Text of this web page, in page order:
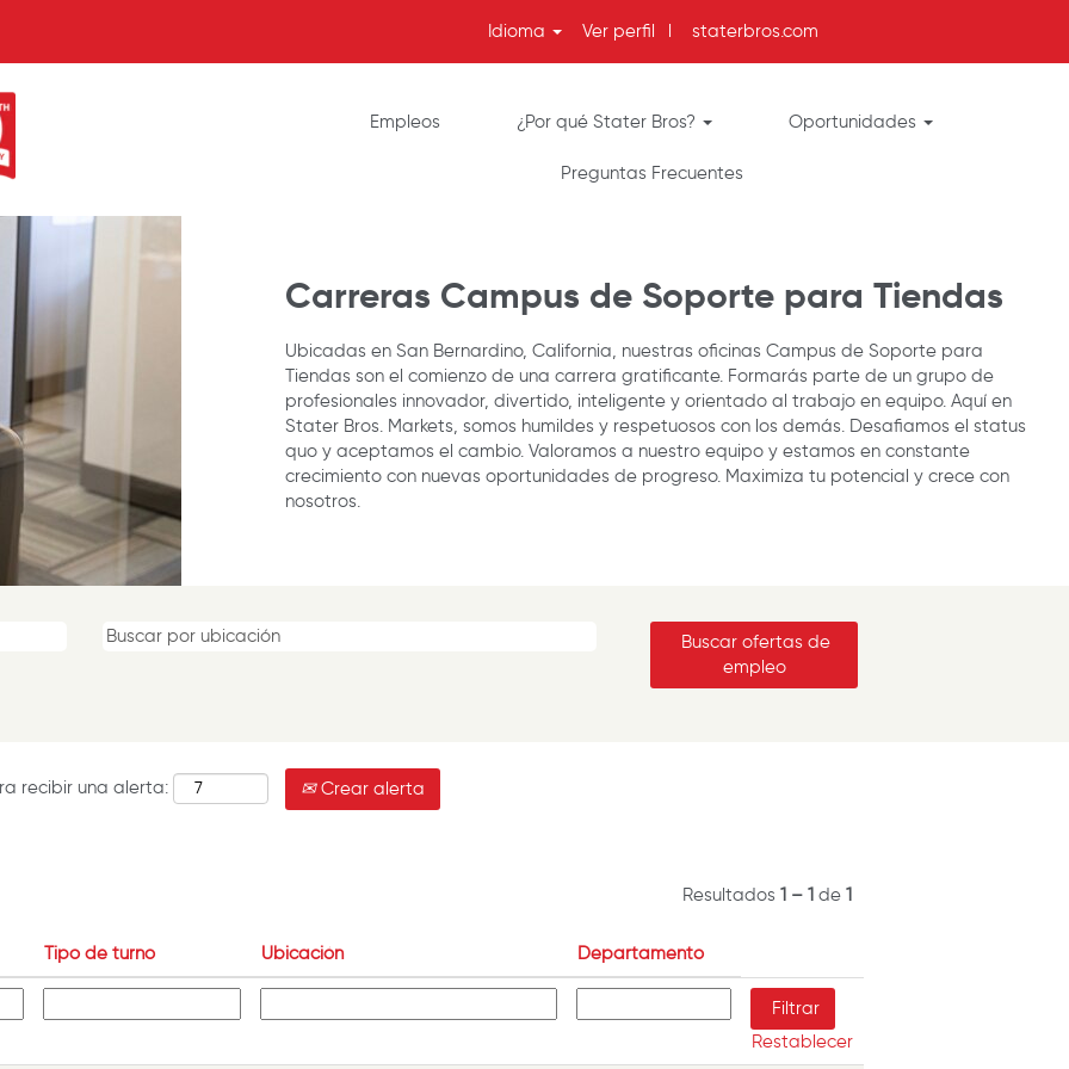
Idioma Ver perfil l staterbros.com
Empleos ¿Por qué Stater Bros? Oportunidades
Preguntas Frecuentes
Carreras Campus de Soporte para Tiendas
Ubicadas en San Bernardino, California, nuestras oficinas Campus de Soporte para
Tiendas son el comienzo de una carrera gratificante. Formarás parte de un grupo de
profesionales innovador, divertido, inteligente y orientado al trabajo en equipo. Aquí en
Stater Bros. Markets, somos humildes y respetuosos con los demás. Desafiamos el status
quo y aceptamos el cambio. Valoramos a nuestro equipo y estamos en constante
crecimiento con nuevas oportunidades de progreso. Maximiza tu potencial y crece con
nosotros.
recibir una alerta: Crear alerta
Resultados 1 – 1 de 1
Tipo de turno Ubicación Departamento
Restablecer